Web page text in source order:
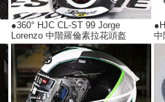
●360° HJC CL-ST 99 Jorge
Lorenzo 中階羅倫素拉花頭盔
中